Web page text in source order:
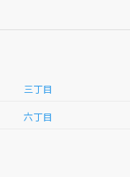
三丁目
六丁目